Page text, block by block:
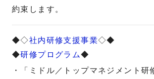
約束します。
◆◇社内研修支援事業◇◆
◆研修プログラム◆
・「ミドル／トップマネジメント研